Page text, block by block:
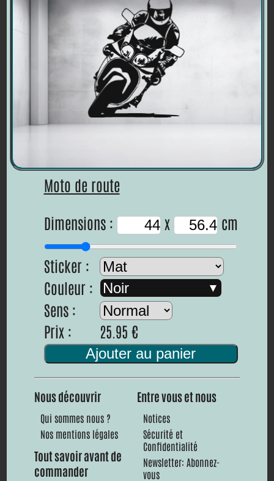
Moto de route
Dimensions :
x cm
Sticker :
Couleur :
Noir
Sens :
Prix :
25.95 €
Ajouter au panier
Nous découvrir
Qui sommes nous ?
Nos mentions légales
Tout savoir avant de
commander
Entre vous et nous
Notices
Sécurité et
Confidentialité
Newsletter: Abonnez-
vous